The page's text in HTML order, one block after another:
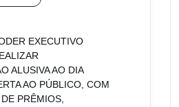
EXECUTIVO
ALUSIVA AO DIA
AO PÚBLICO, COM
PRÊMIOS,